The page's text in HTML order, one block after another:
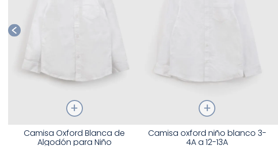
Talla
Elige una opción
Camisa Oxford Blanca de
Algodón para Niño
Talla
Elige una opción
Camisa oxford niño blanco 3-
4A a 12-13A